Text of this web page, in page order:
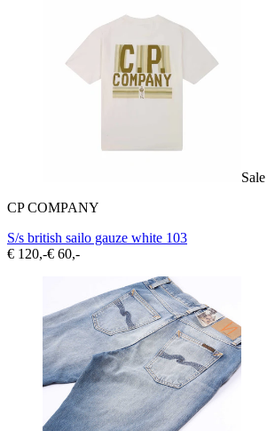
Sale
CP COMPANY
S/s british sailo gauze white 103
€ 120,-€ 60,-